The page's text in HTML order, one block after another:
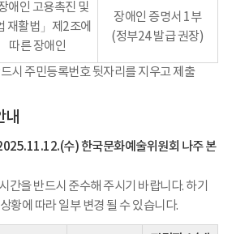
장애인 고용촉진 및
재활법」제2조에
따른 장애인
장애인 증명서 1부
(정부24 발급 권장)
시 주민등록번호 뒷자리를 지우고 제출
내
수) 한국문화예술위원회 나주 본
간을 반드시 준수해 주시기 바랍니다. 하기
황에 따라 일부 변경 될 수 있습니다.